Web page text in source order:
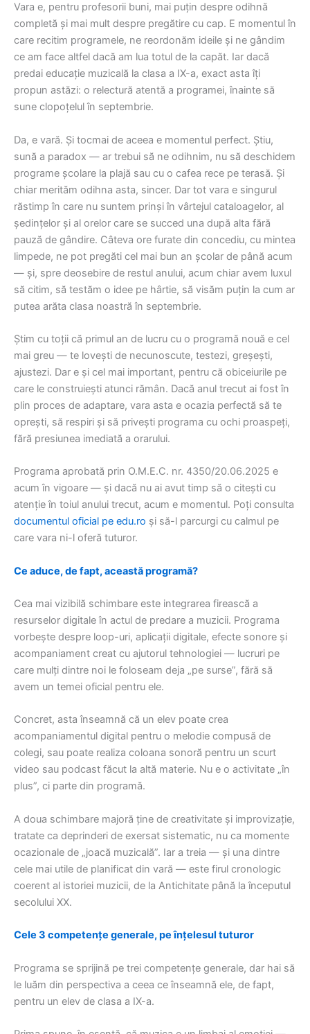
Vara e, pentru profesorii buni, mai puțin despre odihnă
completă și mai mult despre pregătire cu cap. E momentul în
care recitim programele, ne reordonăm ideile și ne gândim
ce am face altfel dacă am lua totul de la capăt. Iar dacă
predai educație muzicală la clasa a IX-a, exact asta îți
propun astăzi: o relectură atentă a programei, înainte să
sune clopoțelul în septembrie.
Da, e vară. Și tocmai de aceea e momentul perfect. Știu,
sună a paradox — ar trebui să ne odihnim, nu să deschidem
programe școlare la plajă sau cu o cafea rece pe terasă. Și
chiar merităm odihna asta, sincer. Dar tot vara e singurul
răstimp în care nu suntem prinși în vârtejul cataloagelor, al
ședințelor și al orelor care se succed una după alta fără
pauză de gândire. Câteva ore furate din concediu, cu mintea
limpede, ne pot pregăti cel mai bun an școlar de până acum
— și, spre deosebire de restul anului, acum chiar avem luxul
să citim, să testăm o idee pe hârtie, să visăm puțin la cum ar
putea arăta clasa noastră în septembrie.
Știm cu toții că primul an de lucru cu o programă nouă e cel
mai greu — te lovești de necunoscute, testezi, greșești,
ajustezi. Dar e și cel mai important, pentru că obiceiurile pe
care le construiești atunci rămân. Dacă anul trecut ai fost în
plin proces de adaptare, vara asta e ocazia perfectă să te
oprești, să respiri și să privești programa cu ochi proaspeți,
fără presiunea imediată a orarului.
Programa aprobată prin O.M.E.C. nr. 4350/20.06.2025 e
acum în vigoare — și dacă nu ai avut timp să o citești cu
atenție în toiul anului trecut, acum e momentul. Poți consulta
documentul oficial pe edu.ro și să-l parcurgi cu calmul pe
care vara ni-l oferă tuturor.
Ce aduce, de fapt, această programă?
Cea mai vizibilă schimbare este integrarea firească a
resurselor digitale în actul de predare a muzicii. Programa
vorbește despre loop-uri, aplicații digitale, efecte sonore și
acompaniament creat cu ajutorul tehnologiei — lucruri pe
care mulți dintre noi le foloseam deja „pe surse”, fără să
avem un temei oficial pentru ele.
Concret, asta înseamnă că un elev poate crea
acompaniamentul digital pentru o melodie compusă de
colegi, sau poate realiza coloana sonoră pentru un scurt
video sau podcast făcut la altă materie. Nu e o activitate „în
plus”, ci parte din programă.
A doua schimbare majoră ține de creativitate și improvizație,
tratate ca deprinderi de exersat sistematic, nu ca momente
ocazionale de „joacă muzicală”. Iar a treia — și una dintre
cele mai utile de planificat din vară — este firul cronologic
coerent al istoriei muzicii, de la Antichitate până la începutul
secolului XX.
Cele 3 competențe generale, pe înțelesul tuturor
Programa se sprijină pe trei competențe generale, dar hai să
le luăm din perspectiva a ceea ce înseamnă ele, de fapt,
pentru un elev de clasa a IX-a.